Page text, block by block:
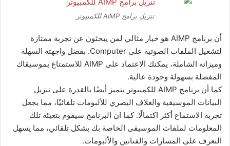
تنزيل برامج AIMP للكمبيوتر
أن برنامج AIMP هو خيار مثالي لمن يبحثون عن تجربة ممتازة
لتشغيل الملفات الصوتية على Computer. بفضل واجهته السهلة
وميزاته الشاملة، يمكنك الاعتماد على AIMP للاستمتاع بموسيقاك
المفضلة بسهولة وجودة عالية.
كما أن برنامج AIMP للكمبيوتر يتميز أيضًا بالقدرة على تنزيل
البيانات الموسيقية والغلاف البصري للألبومات تلقائيًا، مما يجعل
تجربة الاستماع أكثر اكتمالًا. كما ان البرنامج سيقوم بتعبئة تلك
المعلومات لملفات الموسيقى الخاصة بك بشكل تلقائي، مما يسهل
التعرف على المسارات والفنانين والألبومات.